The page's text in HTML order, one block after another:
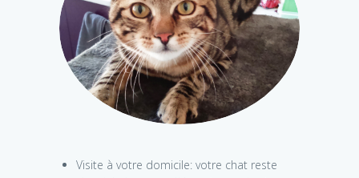
Visite à votre domicile: votre chat reste